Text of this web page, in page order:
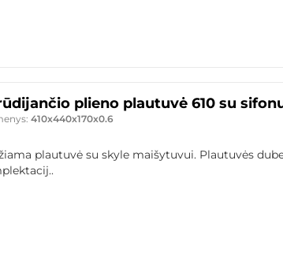
plieno plautuvė 610 su
410x440x170x0.6
plautuvė su skyle maišytuvui. Plautuvės